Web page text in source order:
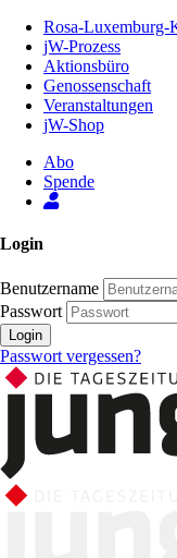
Inhalt
Seite
Rosa-Luxemburg-
jW-Prozess
Aktionsbüro
Genossenschaft
Veranstaltungen
jW-Shop
Abo
Spende
Login
Benutzername
Passwort
Login
Passwort vergessen?